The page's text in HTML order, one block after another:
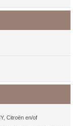
Citroën en/of